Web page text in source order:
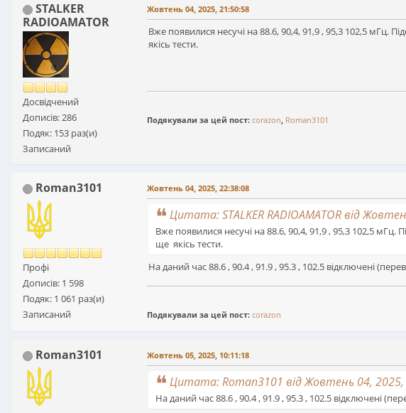
STALKER
RADIOAMATOR
Досвідчений
Дописів: 286
Подяк: 153 раз(и)
Записаний
Жовтень 04, 2025, 21:50:58
Вже появилися несучі на 88.6, 90,4, 91,9 , 95,3 102,5 мГц.
якісь тести.
Подякували за цей пост: corazon, Roman3101
Roman3101
Профі
Дописів: 1 598
Подяк: 1 061 раз(и)
Записаний
Жовтень 04, 2025, 22:38:08
Цитата: STALKER RADIOAMATOR від
Вже появилися несучі на 88.6, 90,4, 91,9 , 95,3 102,5
ще якісь тести.
На даний час 88.6 , 90.4 , 91.9 , 95.3 , 102.5 відключені
Подякували за цей пост: corazon
Roman3101 Жовтень 05, 2025, 10:11:18
Цитата: Roman3101 від Жовтень 04, 2025,
На даний час 88.6 , 90.4 , 91.9 , 95.3 , 102.5 відключені